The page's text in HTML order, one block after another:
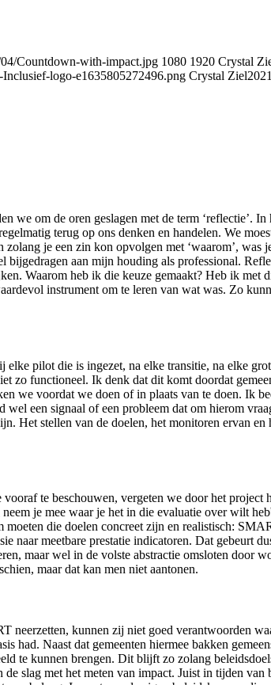
Countdown-with-impact.jpg 1080 1920 Crystal
logo-e1635805272496.png Crystal Ziel
we om de oren geslagen met de term ‘reflectie’.
terug op ons denken en handelen. We
je een zin kon opvolgen met ‘waarom’, was
bijgedragen aan mijn houding als professional.
Waarom heb ik die keuze gemaakt? Heb ik
instrument om te leren van wat was. Zo
pilot die is ingezet, na elke transitie, na elke
zo functioneel. Ik denk dat dit komt doordat
we voordat we doen of in plaats van te doen. Ik
een signaal of een probleem dat om hierom
Het stellen van de doelen, het monitoren ervan
te beschouwen, vergeten we door het
je mee waar je het in die evaluatie over wilt
die doelen concreet zijn en realistisch:
naar meetbare prestatie indicatoren. Dat gebeurt
maar wel in de volste abstractie omsloten door
maar dat kan men niet aantonen.
neerzetten, kunnen zij niet goed verantwoorden
had. Naast dat gemeenten hiermee bakken
te kunnen brengen. Dit blijft zo zolang
de slag met het meten van impact. Juist in tijden